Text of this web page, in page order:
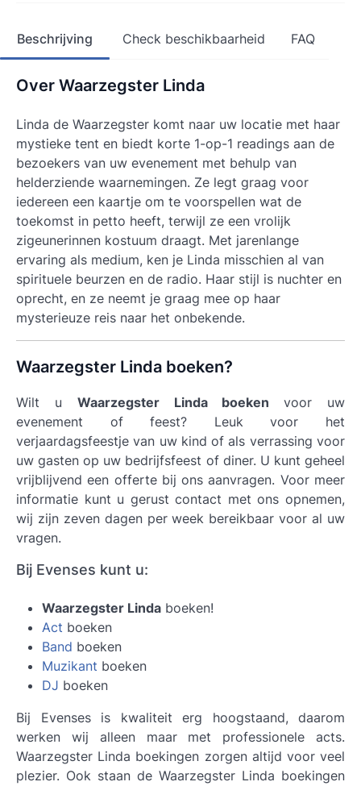
Beschrijving Check beschikbaarheid FAQ
Over Waarzegster Linda
Linda de Waarzegster komt naar uw locatie met haar
mystieke tent en biedt korte 1-op-1 readings aan de
bezoekers van uw evenement met behulp van
helderziende waarnemingen. Ze legt graag voor
iedereen een kaartje om te voorspellen wat de
toekomst in petto heeft, terwijl ze een vrolijk
zigeunerinnen kostuum draagt. Met jarenlange
ervaring als medium, ken je Linda misschien al van
spirituele beurzen en de radio. Haar stijl is nuchter en
oprecht, en ze neemt je graag mee op haar
mysterieuze reis naar het onbekende.
Waarzegster Linda boeken?
Wilt u Waarzegster Linda boekenvoor uw
evenement of feest? Leuk voor het
verjaardagsfeestje van uw kind of als verrassing voor
uw gasten op uw bedrijfsfeest of diner. U kunt geheel
vrijblijvend een offerte bij ons aanvragen. Voor meer
informatie kunt u gerust contact met ons opnemen,
wij zijn zeven dagen per week bereikbaar voor al uw
vragen.
Bij Evenses kunt u:
Waarzegster Linda boeken!
Act boeken
Band boeken
Muzikant boeken
DJ boeken
Bij Evenses is kwaliteit erg hoogstaand, daarom
werken wij alleen maar met professionele acts.
Waarzegster Linda boekingen zorgen altijd voor veel
plezier. Ook staan de Waarzegster Linda boekingen